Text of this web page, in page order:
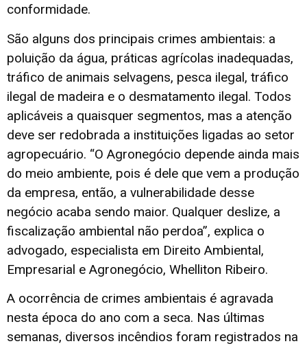
conformidade.
São alguns dos principais crimes ambientais: a
poluição da água, práticas agrícolas inadequadas,
tráfico de animais selvagens, pesca ilegal, tráfico
ilegal de madeira e o desmatamento ilegal. Todos
aplicáveis a quaisquer segmentos, mas a atenção
deve ser redobrada a instituições ligadas ao setor
agropecuário. “O Agronegócio depende ainda mais
do meio ambiente, pois é dele que vem a produção
da empresa, então, a vulnerabilidade desse
negócio acaba sendo maior. Qualquer deslize, a
fiscalização ambiental não perdoa”, explica o
advogado, especialista em Direito Ambiental,
Empresarial e Agronegócio, Whelliton Ribeiro.
A ocorrência de crimes ambientais é agravada
nesta época do ano com a seca. Nas últimas
semanas, diversos incêndios foram registrados na